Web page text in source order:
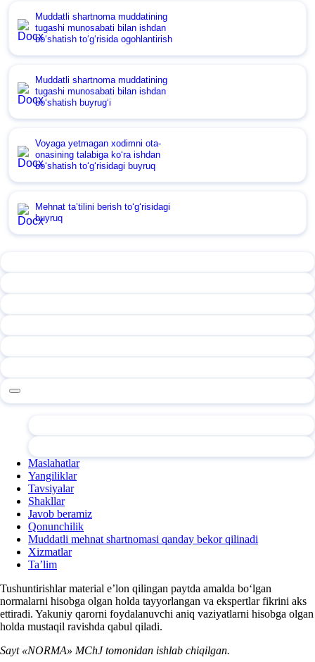
Muddatli shartnoma muddatining
tugashi munosabati bilan ishdan
boʻshatish toʻgʻrisida ogohlantirish
Muddatli shartnoma muddatining
tugashi munosabati bilan ishdan
boʻshatish buyrugʻi
Voyaga yetmagan хodimni ota-
onasining talabiga koʻra ishdan
boʻshatish toʻgʻrisidagi buyruq
Mehnat ta’tilini berish toʻgʻrisidagi
buyruq
Maslahatlar
Yangiliklar
Tavsiyalar
Shakllar
Javob beramiz
Qonunchilik
Muddatli mehnat shartnomasi qanday bekor qilinadi
Xizmatlar
Ta’lim
Tushuntirishlar material e’lon qilingan paytda amalda boʻlgan
normalarni hisobga olgan holda tayyorlangan va ekspertlar fikrini aks
ettiradi. Yakuniy qarorni foydalanuvchi aniq vaziyatlarni hisobga olgan
holda mustaqil ravishda qabul qiladi.
Sayt «NORMA» MChJ tomonidan ishlab chiqilgan.